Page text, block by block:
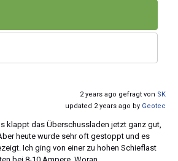
2 years ago gefragt von SK
updated 2 years ago by Geotec
klappt das Überschussladen jetzt ganz gut,
heute wurde sehr oft gestoppt und es
Ich ging von einer zu hohen Schieflast